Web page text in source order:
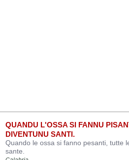
QUANDU L'OSSA SI FANNU
DIVENTUNU SANTI.
Quando le ossa si fanno pesanti, tutte
sante.